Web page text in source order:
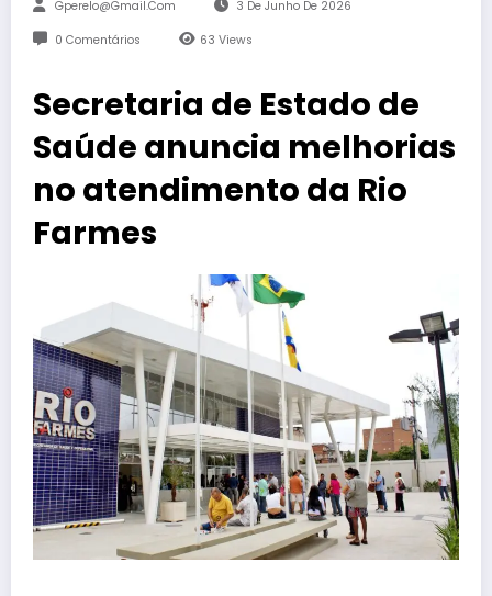
Gperelo@gmail.com 3 De Junho De 2026
0 Comentários 63 Views
Secretaria de Estado de
Saúde anuncia melhorias
no atendimento da Rio
Farmes